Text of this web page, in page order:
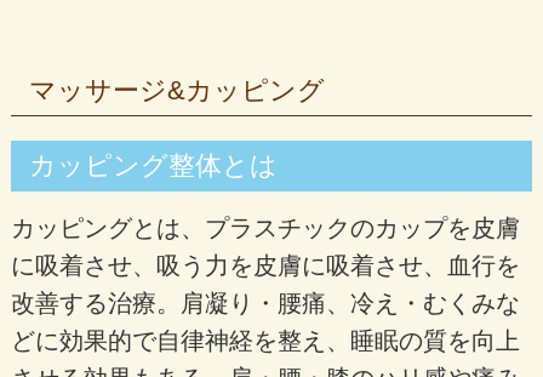
マッサージ&カッピング
カッピング整体とは
カッピングとは、プラスチックのカップを皮膚
に吸着させ、吸う力を皮膚に吸着させ、血行を
改善する治療。肩凝り・腰痛、冷え・むくみな
どに効果的で自律神経を整え、睡眠の質を向上